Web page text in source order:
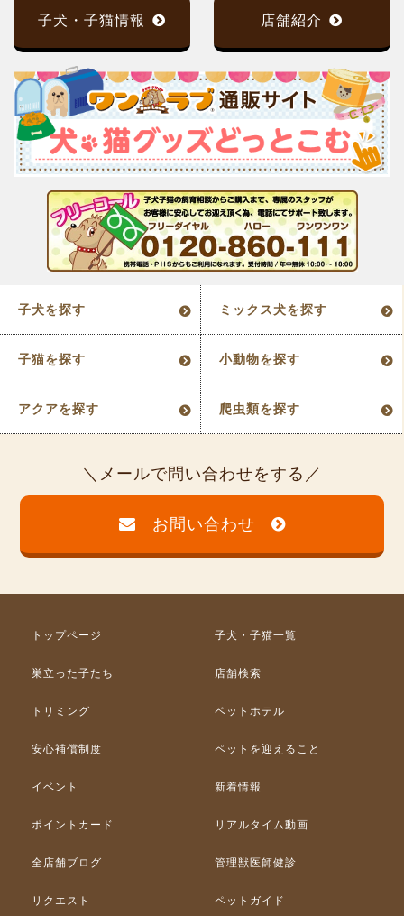
子犬・子猫情報 店舗紹介
子犬を探す ミックス犬を探す
子猫を探す 小動物を探す
アクアを探す 爬虫類を探す
メールで問い合わせをする
お問い合わせ
トップページ 子犬・子猫一覧
巣立った子たち 店舗検索
トリミング ペットホテル
安心補償制度 ペットを迎えること
イベント 新着情報
ポイントカード リアルタイム動画
全店舗ブログ 管理獣医師健診
リクエスト ペットガイド